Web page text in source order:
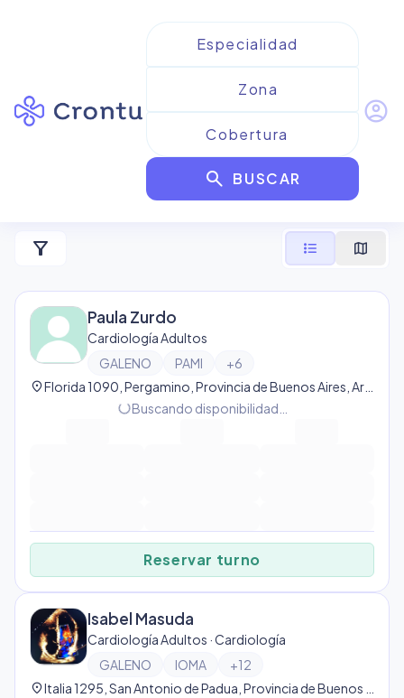
search BUSCAR
account_circle
Resultados paraCardiología
Adultos de Galeno
filter_alt format_list_bulleted map
Paula Zurdo
Cardiología Adultos
GALENO
PAMI +6
location_on
progress_activityBuscando disponibilidad…
Reservar turno
Isabel Masuda
Cardiología Adultos · Cardiología
GALENO
IOMA +12
location_on